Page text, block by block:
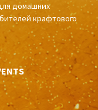
домашних
крафтового